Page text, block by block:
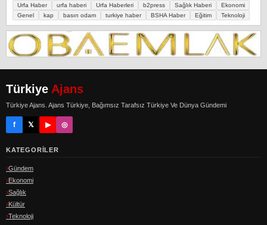
Urfa Haber
urfa haberi Urfa Haberleri b2press Sağlık Haberi
Ekonomi
Genel
kap basın odam turkiye haber BSHA Haber Eğitim Teknoloji
Türkiye Ajans
Türkiye Ajans. Ajans Türkiye, Bağımsız Tarafsız Türkiye Ve Dünya Gündemi
f 𝕏 ▶ ◎
KATEGORILER
Gündem
Ekonomi
Sağlık
Kültür
Teknoloji